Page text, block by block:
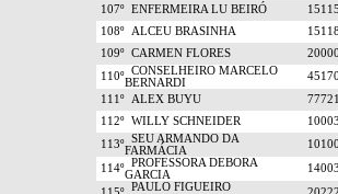
107º ENFERMEIRA LU BEIRÓ
108º ALCEU BRASINHA
109º CARMEN FLORES
110º CONSELHEIRO MARCELO
BERNARDI
111º ALEX BUYU
112º WILLY SCHNEIDER
113º SEU ARMANDO DA
FARMÁCIA
114º PROFESSORA DEBORA
GARCIA
PAULO FIGUEIRO